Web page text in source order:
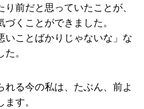
前だと思っていたことが、
くことができました。
いことばかりじゃないな」な
。
る今の私は、たぶん、前よ
す。